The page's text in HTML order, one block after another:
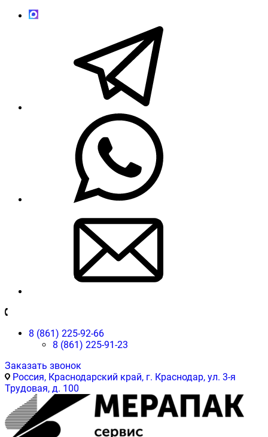
8 (861) 225-92-66
8 (861) 225-91-23
Заказать звонок
Россия, Краснодарский край, г. Краснодар, ул. 3-я
Трудовая, д. 100